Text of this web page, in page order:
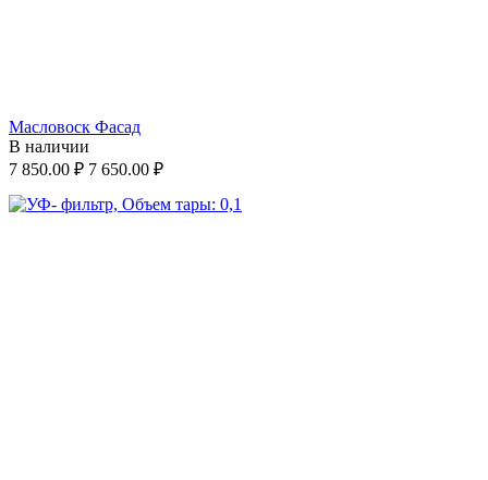
Масловоск Фасад
В наличии
7 850.00 ₽ 7 650.00 ₽